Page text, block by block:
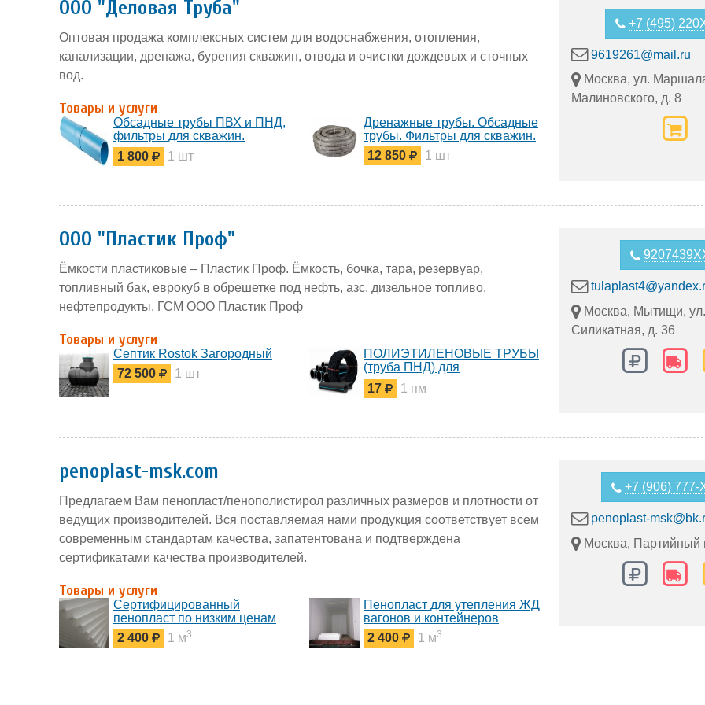
ООО "Деловая Труба"
Оптовая продажа комплексных систем для водоснабжения, отопления,
канализации, дренажа, бурения скважин, отвода и очистки дождевых и сточных
вод.
Товары и услуги
Обсадные трубы ПВХ и ПНД,
фильтры для скважин.
Дренажные трубы.
1 800 1 шт
Дренажные трубы. Обсадные
трубы. Фильтры для скважин.
12 850
1 шт
+7 (495)
9619261@mail.ru
Москва, ул.
Малиновского, д. 8
ООО "Пластик Проф"
Ёмкости пластиковые – Пластик Проф. Ёмкость, бочка, тара, резервуар,
топливный бак, еврокуб в обрешетке под нефть, азс, дизельное топливо,
нефтепродукты, ГСМ ООО Пластик Проф
Товары и услуги
Септик Rostok Загородный
72 500
1 шт
ПОЛИЭТИЛЕНОВЫЕ ТРУБЫ
(труба ПНД) для
водоснабжения Ду20-1600
17 1 пм
Москва, Мытищи, ул.
Силикатная, д. 36
penoplast-msk.com
Предлагаем Вам пенопласт/пенополистирол различных размеров и плотности от
ведущих производителей. Вся поставляемая нами продукция соответствует всем
современным стандартам качества, запатентована и подтверждена
сертификатами качества производителей.
Товары и услуги
Сертифицированный
пенопласт по низким ценам
2 400
1 м3
Пенопласт для утепления ЖД
вагонов и контейнеров
2 400
1 м3
+7 (906) 777-
penoplast-
Москва, Партийный